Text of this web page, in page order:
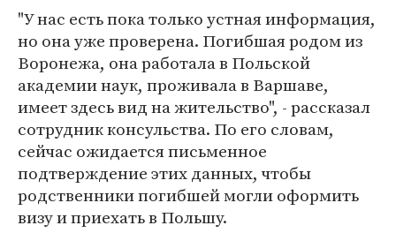
"У нас есть пока только устная информация,
но она уже проверена. Погибшая родом из
Воронежа, она работала в Польской
академии наук, проживала в Варшаве,
имеет здесь вид на жительство", - рассказал
сотрудник консульства. По его словам,
сейчас ожидается письменное
подтверждение этих данных, чтобы
родственники погибшей могли оформить
визу и приехать в Польшу.